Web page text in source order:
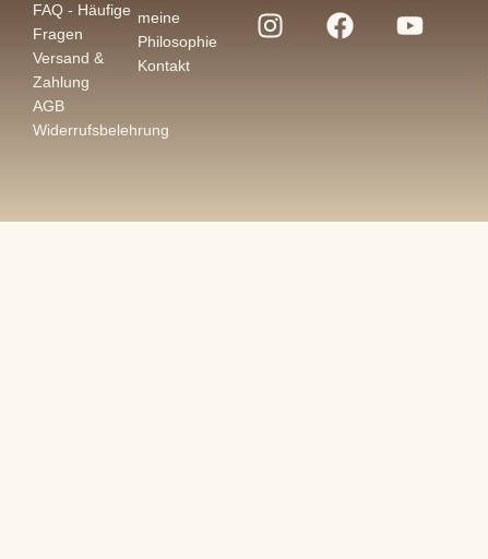
FAQ - Häufige
Fragen
Versand &
Zahlung
AGB
Widerrufsbelehrung
meine
Philosophie
Kontakt